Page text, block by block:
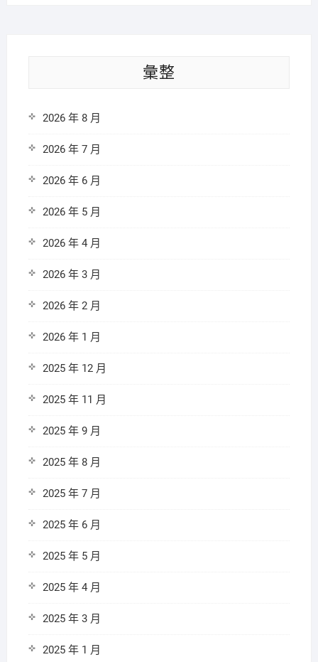
彙整
2026 年 8 月
2026 年 7 月
2026 年 6 月
2026 年 5 月
2026 年 4 月
2026 年 3 月
2026 年 2 月
2026 年 1 月
2025 年 12 月
2025 年 11 月
2025 年 9 月
2025 年 8 月
2025 年 7 月
2025 年 6 月
2025 年 5 月
2025 年 4 月
2025 年 3 月
2025 年 1 月